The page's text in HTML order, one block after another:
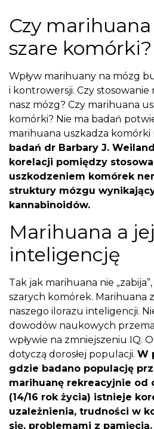
Czy
szare komórki?
Wpływ marihuany na mózg
i kontrowersji. Czy
nasz mózg? Czy marihuana
komórki? Nie ma badań
marihuana uszkadza komórki
badań dr Barbary J.
korelacji pomiędzy
uszkodzeniem komórek
struktury mózgu
kannabinoidów.
Marihuana a
inteligencję
Tak jak marihuana nie
szarych komórek. Marihuana
naszego ilorazu inteligencji.
dowodów naukowych
wpływie na zmniejszeniu IQ.
dotyczą dorosłej populacji. W
gdzie badano populację
marihuanę rekreacyjnie od
(14/16 rok życia) istnieje
uzależnienia, trudności w
się, problemami z pamięcią.